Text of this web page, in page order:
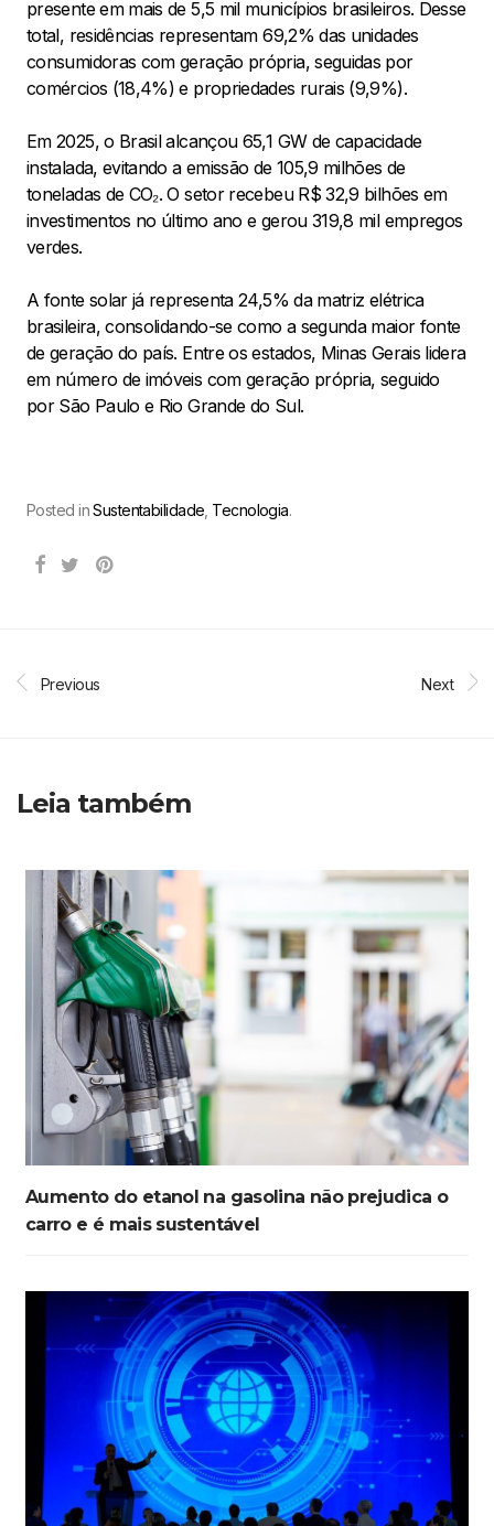
presente em mais de 5,5 mil municípios brasileiros. Desse
total, residências representam 69,2% das unidades
consumidoras com geração própria, seguidas por
comércios (18,4%) e propriedades rurais (9,9%).
Em 2025, o Brasil alcançou 65,1 GW de capacidade
instalada, evitando a emissão de 105,9 milhões de
toneladas de CO₂. O setor recebeu R$ 32,9 bilhões em
investimentos no último ano e gerou 319,8 mil empregos
verdes.
A fonte solar já representa 24,5% da matriz elétrica
brasileira, consolidando-se como a segunda maior fonte
de geração do país. Entre os estados, Minas Gerais lidera
em número de imóveis com geração própria, seguido
por São Paulo e Rio Grande do Sul.
Posted inSustentabilidade Tecnologia.
Previous Next
Leia também
Aumento do etanol na gasolina não prejudica o
carro e é mais sustentável